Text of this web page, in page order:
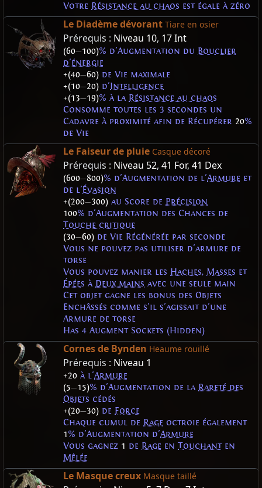
Votre Résistance au chaos est égale à zéro
Le Diadème dévorant Tiare en osier
Prérequis : Niveau 10, 17 Int
(60—100)% d'Augmentation du Bouclier
d'énergie
+(40—60) de Vie maximale
+(10—20) d'Intelligence
+(13—19)% à la Résistance au chaos
Consomme toutes les 3 secondes un
Cadavre à proximité afin de Récupérer 20%
de Vie
Le Faiseur de pluie Casque décoré
Prérequis : Niveau 52, 41 For, 41 Dex
(600—800)% d'Augmentation de l'Armure et
de l'Évasion
+(200—300) au Score de Précision
100% d'Augmentation des Chances de
Touche critique
(30—60) de Vie Régénérée par seconde
Vous ne pouvez pas utiliser d'armure de
torse
Vous pouvez manier les Haches, Masses et
Épées à Deux mains avec une seule main
Cet objet gagne les bonus des Objets
Enchâssés comme s'il s'agissait d'une
Armure de torse
Has 4 Augment Sockets (Hidden)
Cornes de Bynden Heaume rouillé
Prérequis : Niveau 1
+20 à l'Armure
(5—15)% d'Augmentation de la Rareté des
Objets cédés
+(20—30) de Force
Chaque cumul de Rage octroie également
1% d'Augmentation d'Armure
Vous gagnez 1 de Rage en Touchanten
Mêlée
Le Masque creux Masque taillé